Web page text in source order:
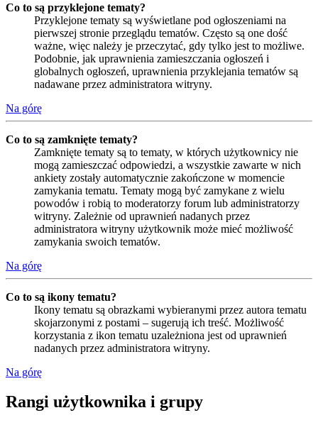
Co to są przyklejone tematy?
Przyklejone tematy są wyświetlane pod ogłoszeniami na
pierwszej stronie przeglądu tematów. Często są one dość
ważne, więc należy je przeczytać, gdy tylko jest to możliwe.
Podobnie, jak uprawnienia zamieszczania ogłoszeń i
globalnych ogłoszeń, uprawnienia przyklejania tematów są
nadawane przez administratora witryny.
Na górę
Co to są zamknięte tematy?
Zamknięte tematy są to tematy, w których użytkownicy nie
mogą zamieszczać odpowiedzi, a wszystkie zawarte w nich
ankiety zostały automatycznie zakończone w momencie
zamykania tematu. Tematy mogą być zamykane z wielu
powodów i robią to moderatorzy forum lub administratorzy
witryny. Zależnie od uprawnień nadanych przez
administratora witryny użytkownik może mieć możliwość
zamykania swoich tematów.
Na górę
Co to są ikony tematu?
Ikony tematu są obrazkami wybieranymi przez autora tematu
skojarzonymi z postami – sugerują ich treść. Możliwość
korzystania z ikon tematu uzależniona jest od uprawnień
nadanych przez administratora witryny.
Na górę
Rangi użytkownika i grupy